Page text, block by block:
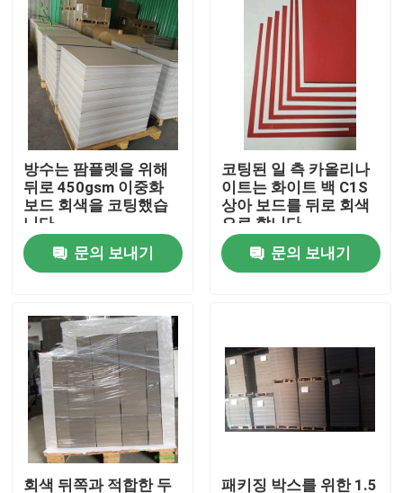
제품
우리에 대하여
공장 여행
품질 관리
연락주세요
인용문을 요구하세요
보호 논문에 바닥을 깔기
일시적 바닥 보호 명부
크라프트 지 바닥 보호
방수는 팜플렛을 위해
뒤로 450gsm 이중화
보드 회색을 코팅했습
니다
문의 보내기
코팅된 일 측 카올리나
이트는 화이트 백 C1S
상아 보드를 뒤로 회색
으로 합니다
문의 보내기
회색 뒤쪽과 적합한 두 패키징 박스를 위한 1.5